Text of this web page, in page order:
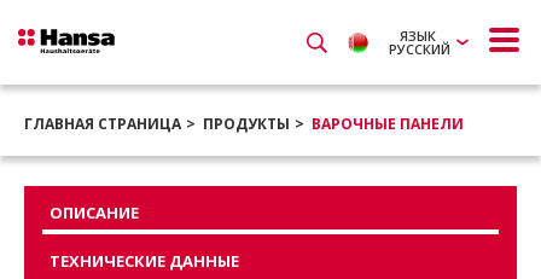
ЯЗЫК
РУССКИЙ
ГЛАВНАЯ СТРАНИЦА ПРОДУКТЫ ВАРОЧНЫЕ ПАНЕЛИ
ОПИСАНИЕ
ТЕХНИЧЕСКИЕ ДАННЫЕ